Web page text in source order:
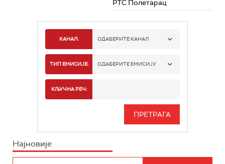
РТС Полетарац
КАНАЛ: ОДАБЕРИТЕ КАНАЛ
РТС 1
РТС 3
ТИП ЕМИСИЈЕ: ОДАБЕРИТЕ ЕМИСИЈУ
ИНФО
КЉУЧНА РЕЧ:
Најновије